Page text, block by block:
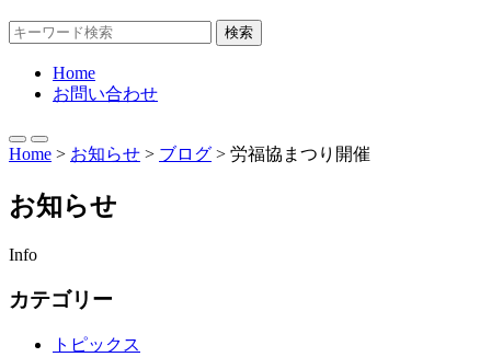
検索
Home
お問い合わせ
Home > お知らせ > ブログ > 労福協まつり開催
お知らせ
Info
カテゴリー
トピックス